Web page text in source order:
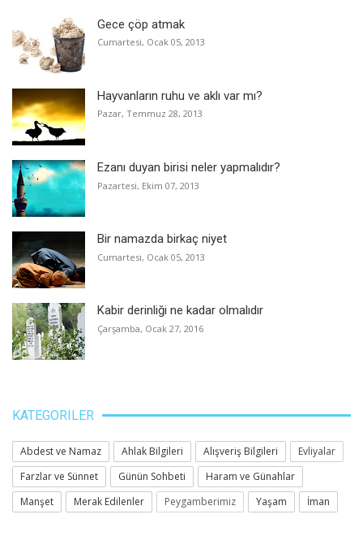
Gece çöp atmak
Cumartesi, Ocak 05, 2013
Hayvanların ruhu ve aklı var mı?
Pazar, Temmuz 28, 2013
Ezanı duyan birisi neler yapmalıdır?
Pazartesi, Ekim 07, 2013
Bir namazda birkaç niyet
Cumartesi, Ocak 05, 2013
Kabir derinliği ne kadar olmalıdır
Çarşamba, Ocak 27, 2016
KATEGORILER
Abdest ve Namaz Ahlak Bilgileri Alışveriş Bilgileri
Evliyalar
Farzlar ve Sünnet
Günün Sohbeti
Haram ve Günahlar
Manşet
Merak Edilenler Peygamberimiz Yaşam İman